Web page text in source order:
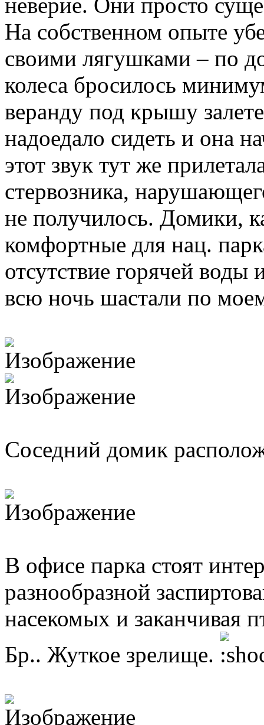
На собственном опыте
своими лягушками – по
колеса бросилось
веранду под крышу
надоедало сидеть и она
этот звук тут же
стервозника,
не получилось. Домики,
комфортные для нац.
отсутствие горячей
всю ночь шастали по
Соседний домик
В офисе парка стоят
разнообразной
насекомых и заканчивая
Бр.. Жуткое зрелище.